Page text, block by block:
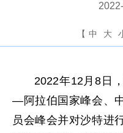
【 中 大
2022年12月8日
—阿拉伯国家峰会、
员会峰会并对沙特进